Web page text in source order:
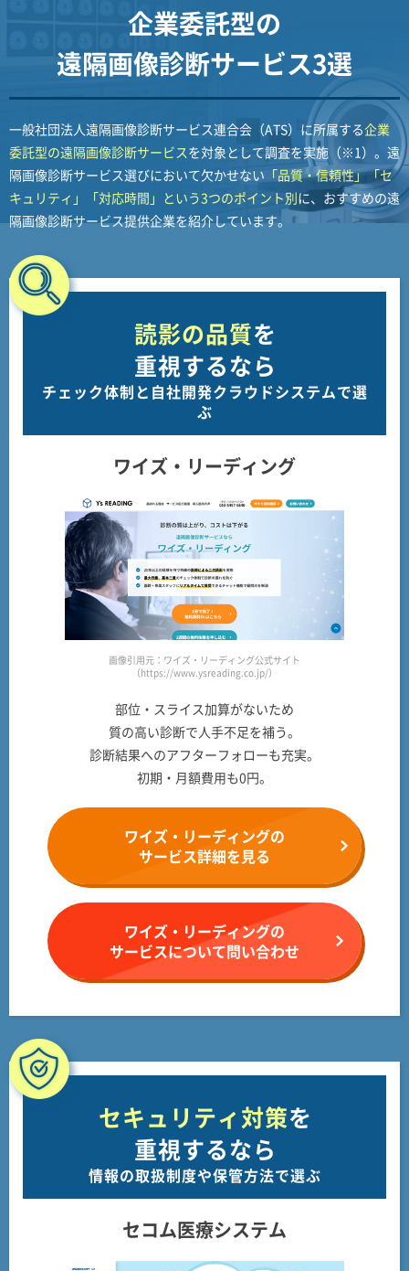
企業委託型の
遠隔画像診断サービス3選
一般社団法人遠隔画像診断サービス連合会（ATS）に所属する企業
委託型の遠隔画像診断サービスを対象として調査を実施（※1）。遠
隔画像診断サービス選びにおいて欠かせない 「品質・信頼性」「セ
キュリティ」「対応時間」という3つのポイント別に、おすすめの遠
隔画像診断サービス提供企業を紹介しています。
読影の品質を
重視するなら
チェック体制と自社開発クラウドシステムで選
ぶ
ワイズ・リーディング
画像引用元：ワイズ・リーディング公式サイト
（https://www.ysreading.co.jp/）
部位・スライス加算がないため
質の高い診断で人手不足を補う。
診断結果へのアフターフォローも充実。
初期・月額費用も0円。
ワイズ・リーディングの
サービス詳細を見る
ワイズ・リーディングの
サービスについて問い合わせ
セキュリティ対策を
重視するなら
情報の取扱制度や保管方法で選ぶ
セコム医療システム